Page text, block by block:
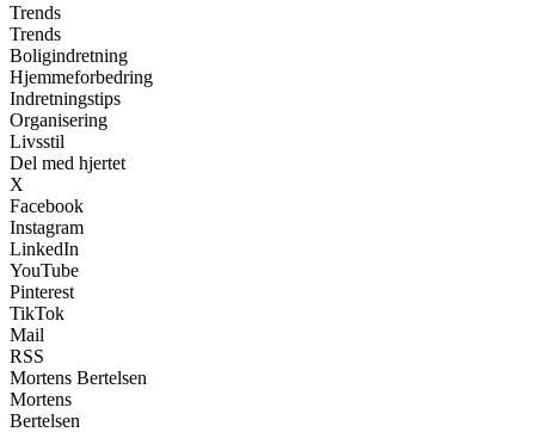
Trends
Trends
Boligindretning
Hjemmeforbedring
Indretningstips
Organisering
Livsstil
Del med hjertet
X
Facebook
Instagram
LinkedIn
YouTube
Pinterest
TikTok
Mail
RSS
Mortens Bertelsen
Mortens
Bertelsen